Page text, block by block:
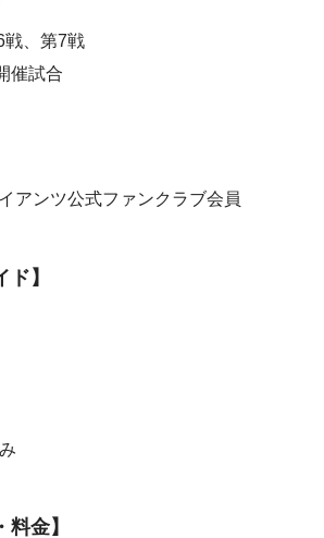
戦、第7戦
催試合
アンツ公式ファンクラブ会員
ド】
料金】